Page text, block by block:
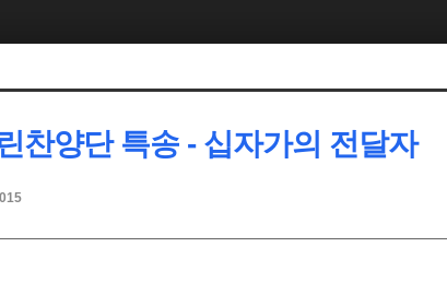
찬양단 특송 - 십자가의 전달자